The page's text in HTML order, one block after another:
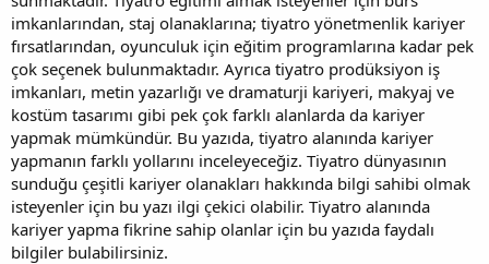
imkanlarından, staj olanaklarına; tiyatro yönetmenlik kariyer
fırsatlarından, oyunculuk için eğitim programlarına kadar pek
çok seçenek bulunmaktadır. Ayrıca tiyatro prodüksiyon iş
imkanları, metin yazarlığı ve dramaturji kariyeri, makyaj ve
kostüm tasarımı gibi pek çok farklı alanlarda da kariyer
yapmak mümkündür. Bu yazıda, tiyatro alanında kariyer
yapmanın farklı yollarını inceleyeceğiz. Tiyatro dünyasının
sunduğu çeşitli kariyer olanakları hakkında bilgi sahibi olmak
isteyenler için bu yazı ilgi çekici olabilir. Tiyatro alanında
kariyer yapma fikrine sahip olanlar için bu yazıda faydalı
bilgiler bulabilirsiniz.